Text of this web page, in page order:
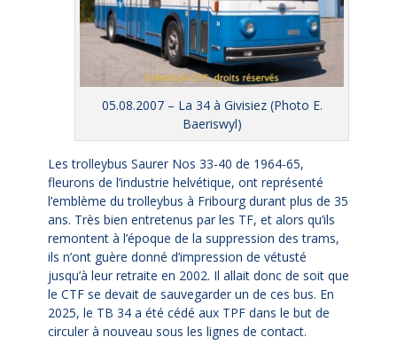
05.08.2007 – La 34 à Givisiez (Photo E.
Baeriswyl)
Les trolleybus Saurer Nos 33-40 de 1964-65,
fleurons de l’industrie helvétique, ont représenté
l’emblème du trolleybus à Fribourg durant plus de 35
ans. Très bien entretenus par les TF, et alors qu’ils
remontent à l’époque de la suppression des trams,
ils n’ont guère donné d’impression de vétusté
jusqu’à leur retraite en 2002. Il allait donc de soit que
le CTF se devait de sauvegarder un de ces bus. En
2025, le TB 34 a été cédé aux TPF dans le but de
circuler à nouveau sous les lignes de contact.